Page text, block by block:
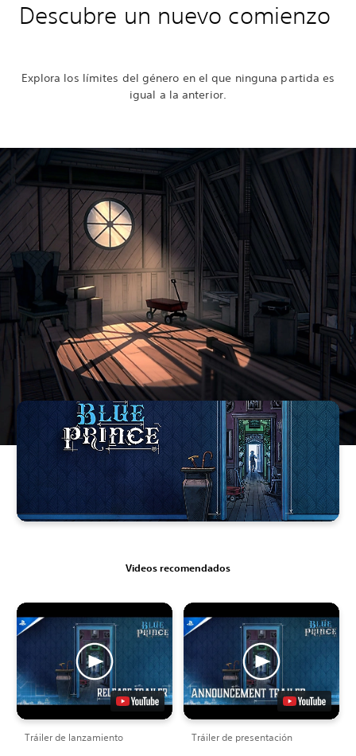
Descubre un nuevo comienzo
Explora los límites del género en el que ninguna partida es
igual a la anterior.
Videos recomendados
Tráiler de lanzamiento Tráiler de presentación